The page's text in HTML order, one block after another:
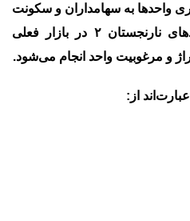
واحدها به سهامداران و سکونت
مالکان، خرید و فروش واحدهای نارنجستان ۲ در بازار فعلی
و مرغوبیت واحد انجام می‌شود.
از: